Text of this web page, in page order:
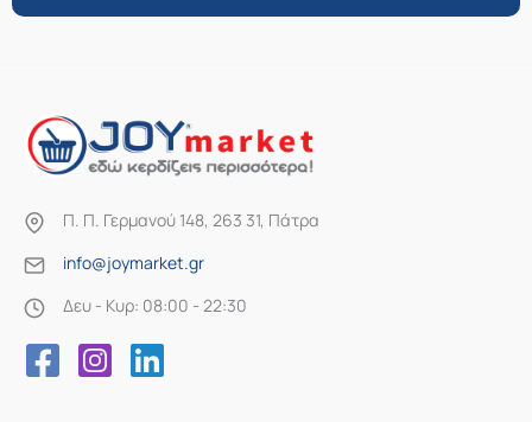
Π. Π. Γερμανού 148, 263 31, Πάτρα
info@joymarket.gr
Δευ - Κυρ: 08:00 - 22:30